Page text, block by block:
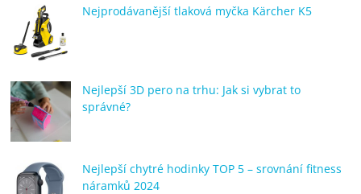
Nejprodávanější tlaková myčka Kärcher K5
Nejlepší 3D pero na trhu: Jak si vybrat to
správné?
Nejlepší chytré hodinky TOP 5 – srovnání fitness
náramků 2024